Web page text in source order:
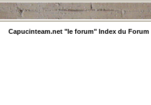
Capucinteam.net "le forum" Index du Forum